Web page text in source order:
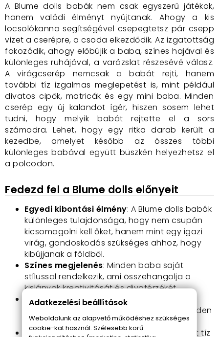
A Blume dolls babák nem csak egyszerű játékok,
hanem valódi élményt nyújtanak. Ahogy a kis
locsolókanna segítségével csepegtetsz pár csepp
vizet a cserépre, a csoda elkezdődik. Az izgatottság
fokozódik, ahogy előbújik a baba, színes hajával és
különleges ruhájával, a varázslat részesévé válasz.
A virágcserép nemcsak a babát rejti, hanem
további tíz izgalmas meglepetést is, mint például
divatos cipők, matricák és egy mini baba. Minden
cserép egy új kalandot ígér, hiszen sosem lehet
tudni, hogy melyik babát rejtette el a sors
számodra. Lehet, hogy egy ritka darab került a
kezedbe, amelyet később az összes többi
különleges babával együtt büszkén helyezhetsz el
a polcodon.
Fedezd fel a Blume dolls előnyeit
Egyedi kibontási élmény: A Blume dolls babák
különleges tulajdonsága, hogy nem csupán
kicsomagolni kell őket, hanem mint egy igazi
virág, gondoskodás szükséges ahhoz, hogy
kibújjanak a földből.
Színes megjelenés: Minden baba saját
stílussal rendelkezik, ami összehangolja a
kislányok kreativitását és divatérzékét.
Cserélhető részek: A babák ruhái és
kiegészítői szabadon variálhatóak, így minden
egyes játékélmény egyedi lesz.
Rengeteg meglepetés: A cserép több mint tíz
Adatkezelési beállítások
Weboldalunk az alapvető működéshez szükséges
cookie-kat használ. Szélesebb körű